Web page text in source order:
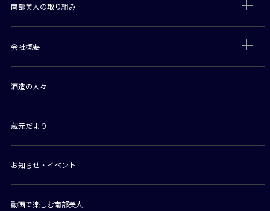
南部美人の取り組み
会社概要
酒造の人々
蔵元だより
お知らせ・イベント
動画で楽しむ南部美人